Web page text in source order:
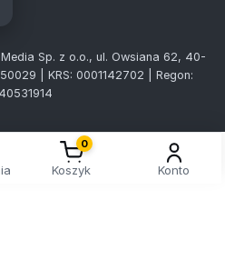
Sp. z o.o., ul. Owsiana 62, 40-
| KRS: 0001142702 | Regon:
0
Koszyk Konto